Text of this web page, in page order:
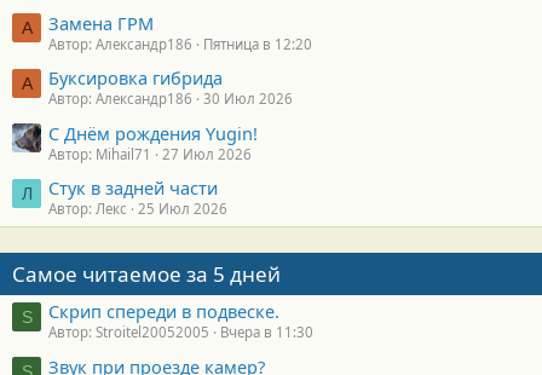
А Замена ГРМ
Автор: Александр186 Пятница в 12:20
А Буксировка гибрида
Автор: Александр186 30 Июл 2026
С Днём рождения Yugin!
Автор: Mihail71 27 Июл 2026
Л Стук в задней части
Автор: Лекс 25 Июл 2026
Самое читаемое за 5 дней
S Скрип спереди в подвеске.
Автор: Stroitel20052005 Вчера в 11:30
Звук при проезде камер?